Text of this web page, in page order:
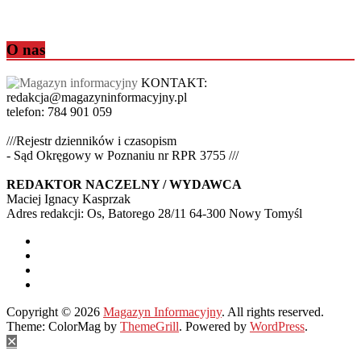
O nas
KONTAKT:
redakcja@magazyninformacyjny.pl
telefon: 784 901 059
///Rejestr dzienników i czasopism
- Sąd Okręgowy w Poznaniu nr RPR 3755 ///
REDAKTOR NACZELNY / WYDAWCA
Maciej Ignacy Kasprzak
Adres redakcji: Os, Batorego 28/11 64-300 Nowy Tomyśl
Copyright © 2026 Magazyn Informacyjny. All rights reserved.
Theme: ColorMag by ThemeGrill. Powered by WordPress.
✕